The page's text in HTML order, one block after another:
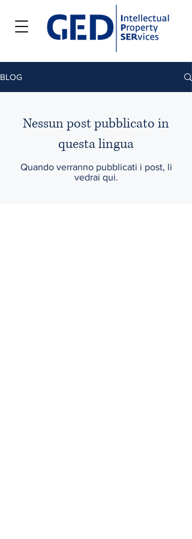
BLOG
Nessun post pubblicato in
questa lingua
Quando verranno pubblicati i post, li
vedrai qui.